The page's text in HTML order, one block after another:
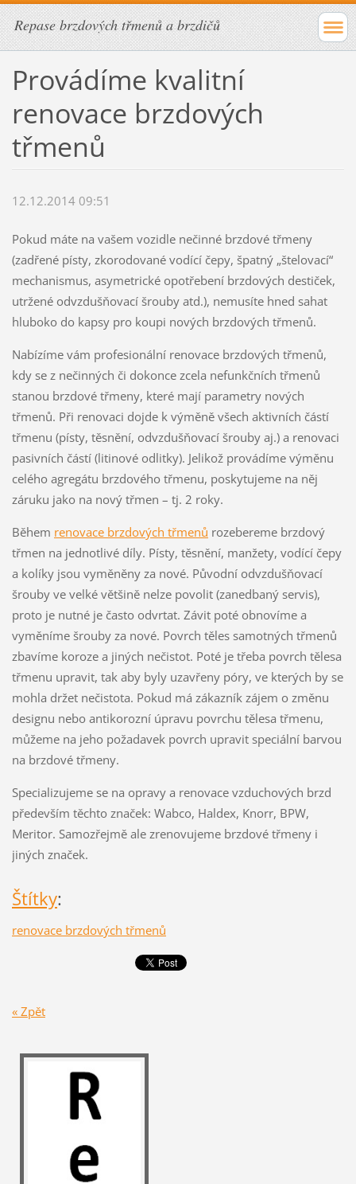
Repase brzdových třmenů a brzdičů
Provádíme kvalitní
renovace brzdových
třmenů
12.12.2014 09:51
Pokud máte na vašem vozidle nečinné brzdové třmeny
(zadřené písty, zkorodované vodící čepy, špatný „štelovací“
mechanismus, asymetrické opotřebení brzdových destiček,
utržené odvzdušňovací šrouby atd.), nemusíte hned sahat
hluboko do kapsy pro koupi nových brzdových třmenů.
Nabízíme vám profesionální renovace brzdových třmenů,
kdy se z nečinných či dokonce zcela nefunkčních třmenů
stanou brzdové třmeny, které mají parametry nových
třmenů. Při renovaci dojde k výměně všech aktivních částí
třmenu (písty, těsnění, odvzdušňovací šrouby aj.) a renovaci
pasivních částí (litinové odlitky). Jelikož provádíme výměnu
celého agregátu brzdového třmenu, poskytujeme na něj
záruku jako na nový třmen – tj. 2 roky.
Během renovace brzdových třmenů rozebereme brzdový
třmen na jednotlivé díly. Písty, těsnění, manžety, vodící čepy
a kolíky jsou vyměněny za nové. Původní odvzdušňovací
šrouby ve velké většině nelze povolit (zanedbaný servis),
proto je nutné je často odvrtat. Závit poté obnovíme a
vyměníme šrouby za nové. Povrch těles samotných třmenů
zbavíme koroze a jiných nečistot. Poté je třeba povrch tělesa
třmenu upravit, tak aby byly uzavřeny póry, ve kterých by se
mohla držet nečistota. Pokud má zákazník zájem o změnu
designu nebo antikorozní úpravu povrchu tělesa třmenu,
můžeme na jeho požadavek povrch upravit speciální barvou
na brzdové třmeny.
Specializujeme se na opravy a renovace vzduchových brzd
především těchto značek: Wabco, Haldex, Knorr, BPW,
Meritor. Samozřejmě ale zrenovujeme brzdové třmeny i
jiných značek.
Štítky:
renovace brzdových třmenů
« Zpět